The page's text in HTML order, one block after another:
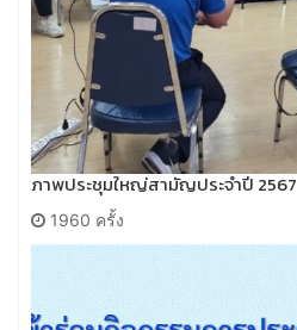
ภาพประชุมใหญ่สามัญประจำปี 2567
1960 ครั้ง